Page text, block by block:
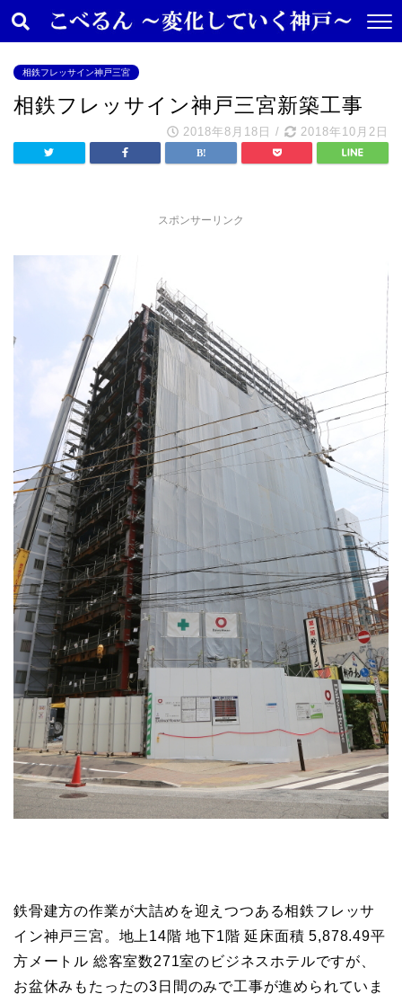
相鉄フレッサイン神戸三宮
相鉄フレッサイン神戸三宮新築工事
2018年8月18日 / 2018年10月2日
スポンサーリンク
鉄骨建方の作業が大詰めを迎えつつある相鉄フレッサ
イン神戸三宮。地上14階 地下1階 延床面積 5,878.49平
方メートル 総客室数271室のビジネスホテルですが、
お盆休みもたったの3日間のみで工事が進められていま